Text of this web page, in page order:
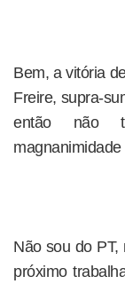
Bem, a vitória
Freire, supra-
então não
Não sou do
próximo